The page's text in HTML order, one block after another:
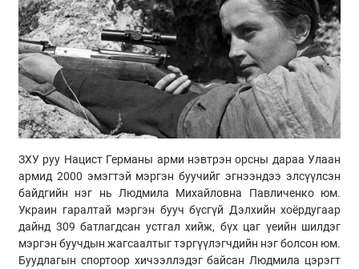
ЗХУ руу Нацист Германы арми нэвтрэн орсны дараа Улаан
армид 2000 эмэгтэй мэргэн буучийг эгнээндээ элсүүлсэн
байдгийн нэг нь Людмила Михайловна Павличенко юм.
Украин гаралтай мэргэн бууч бүсгүй Дэлхийн хоёрдугаар
дайнд 309 батлагдсан устгал хийж, бүх цаг үеийн шилдэг
мэргэн буучдын жагсаалтыг тэргүүлэгчдийн нэг болсон юм.
Буудлагын спортоор хичээллэдэг байсан Людмила цэрэгт